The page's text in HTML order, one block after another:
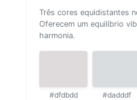
Três cores equidistantes
Oferecem um equilíbrio
harmonia.
#dfdbdd #dadddf